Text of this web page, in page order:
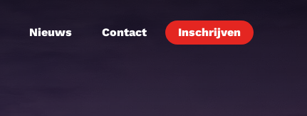
Nieuws Contact Inschrijven